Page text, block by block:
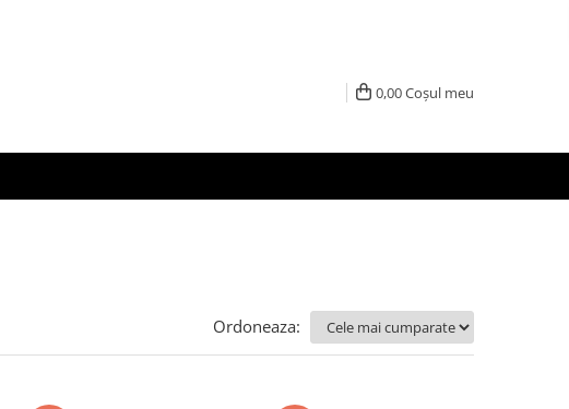
0,00Coșul meu
Ordoneaza: